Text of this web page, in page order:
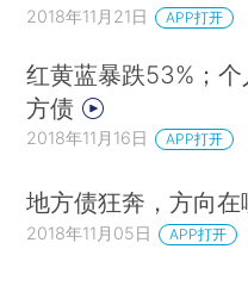
2018年11月21日 APP打开
红黄蓝暴跌53%；
方债
2018年11月16日 APP打开
地方债狂奔，方向在
2018年11月05日 APP打开